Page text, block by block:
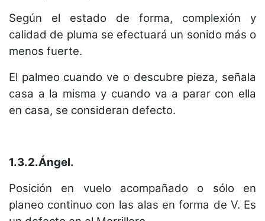
Según el estado de forma, complexión y
calidad de pluma se efectuará un sonido más o
menos fuerte.
El palmeo cuando ve o descubre pieza, señala
casa a la misma y cuando va a parar con ella
en casa, se consideran defecto.
1.3.2.Ángel.
Posición en vuelo acompañado o sólo en
planeo continuo con las alas en forma de V. Es